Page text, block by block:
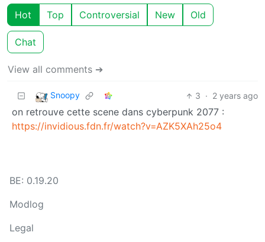
Hot Top Controversial New Old
Chat
View all comments ➔
Snoopy 3 · 2 years ago
on retrouve cette scene dans cyberpunk 2077 :
https://invidious.fdn.fr/watch?v=AZK5XAh25o4
BE: 0.19.20
Modlog
Legal